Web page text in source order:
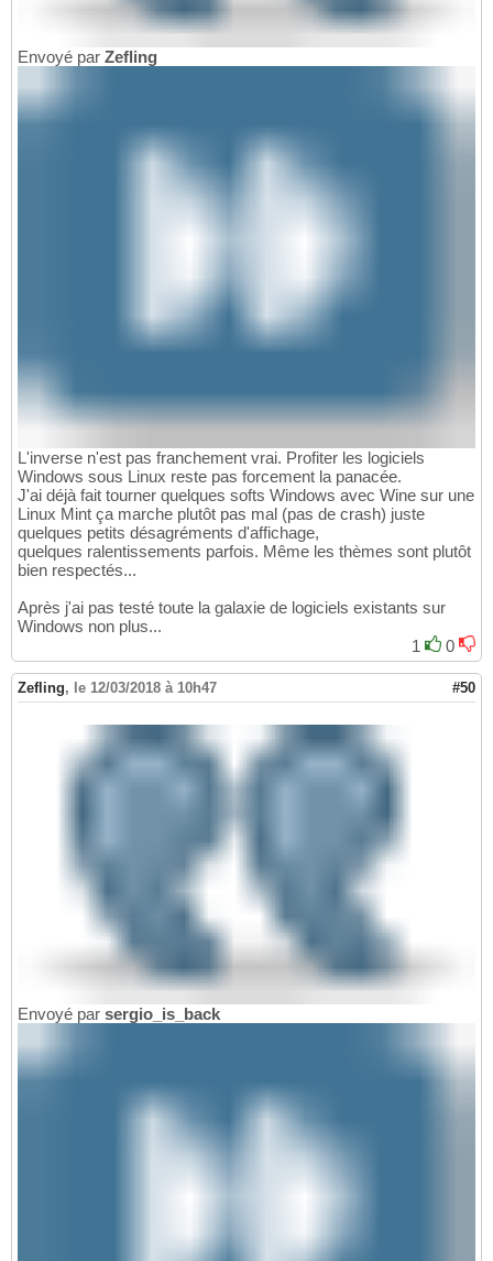
Envoyé par Zefling
L'inverse n'est pas franchement vrai. Profiter les logiciels
Windows sous Linux reste pas forcement la panacée.
J'ai déjà fait tourner quelques softs Windows avec Wine sur une
Linux Mint ça marche plutôt pas mal (pas de crash) juste
quelques petits désagréments d'affichage,
quelques ralentissements parfois. Même les thèmes sont plutôt
bien respectés...
Après j'ai pas testé toute la galaxie de logiciels existants sur
Windows non plus...
1
0
Zefling, le 12/03/2018 à 10h47 #50
Envoyé par sergio_is_back